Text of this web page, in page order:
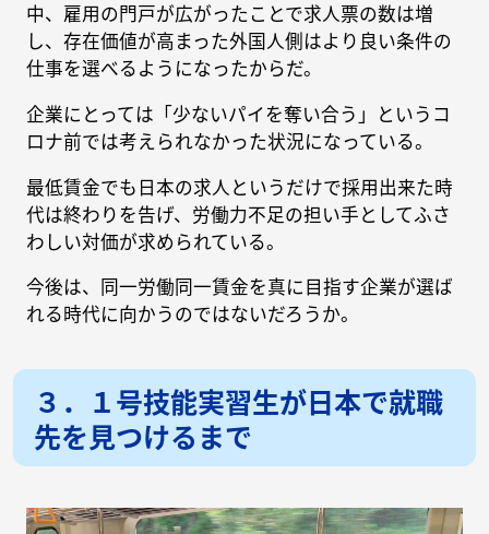
中、雇用の門戸が広がったことで求人票の数は増
し、存在価値が高まった外国人側はより良い条件の
仕事を選べるようになったからだ。
企業にとっては「少ないパイを奪い合う」というコ
ロナ前では考えられなかった状況になっている。
最低賃金でも日本の求人というだけで採用出来た時
代は終わりを告げ、労働力不足の担い手としてふさ
わしい対価が求められている。
今後は、同一労働同一賃金を真に目指す企業が選ば
れる時代に向かうのではないだろうか。
３．１号技能実習生が日本で就職
先を見つけるまで